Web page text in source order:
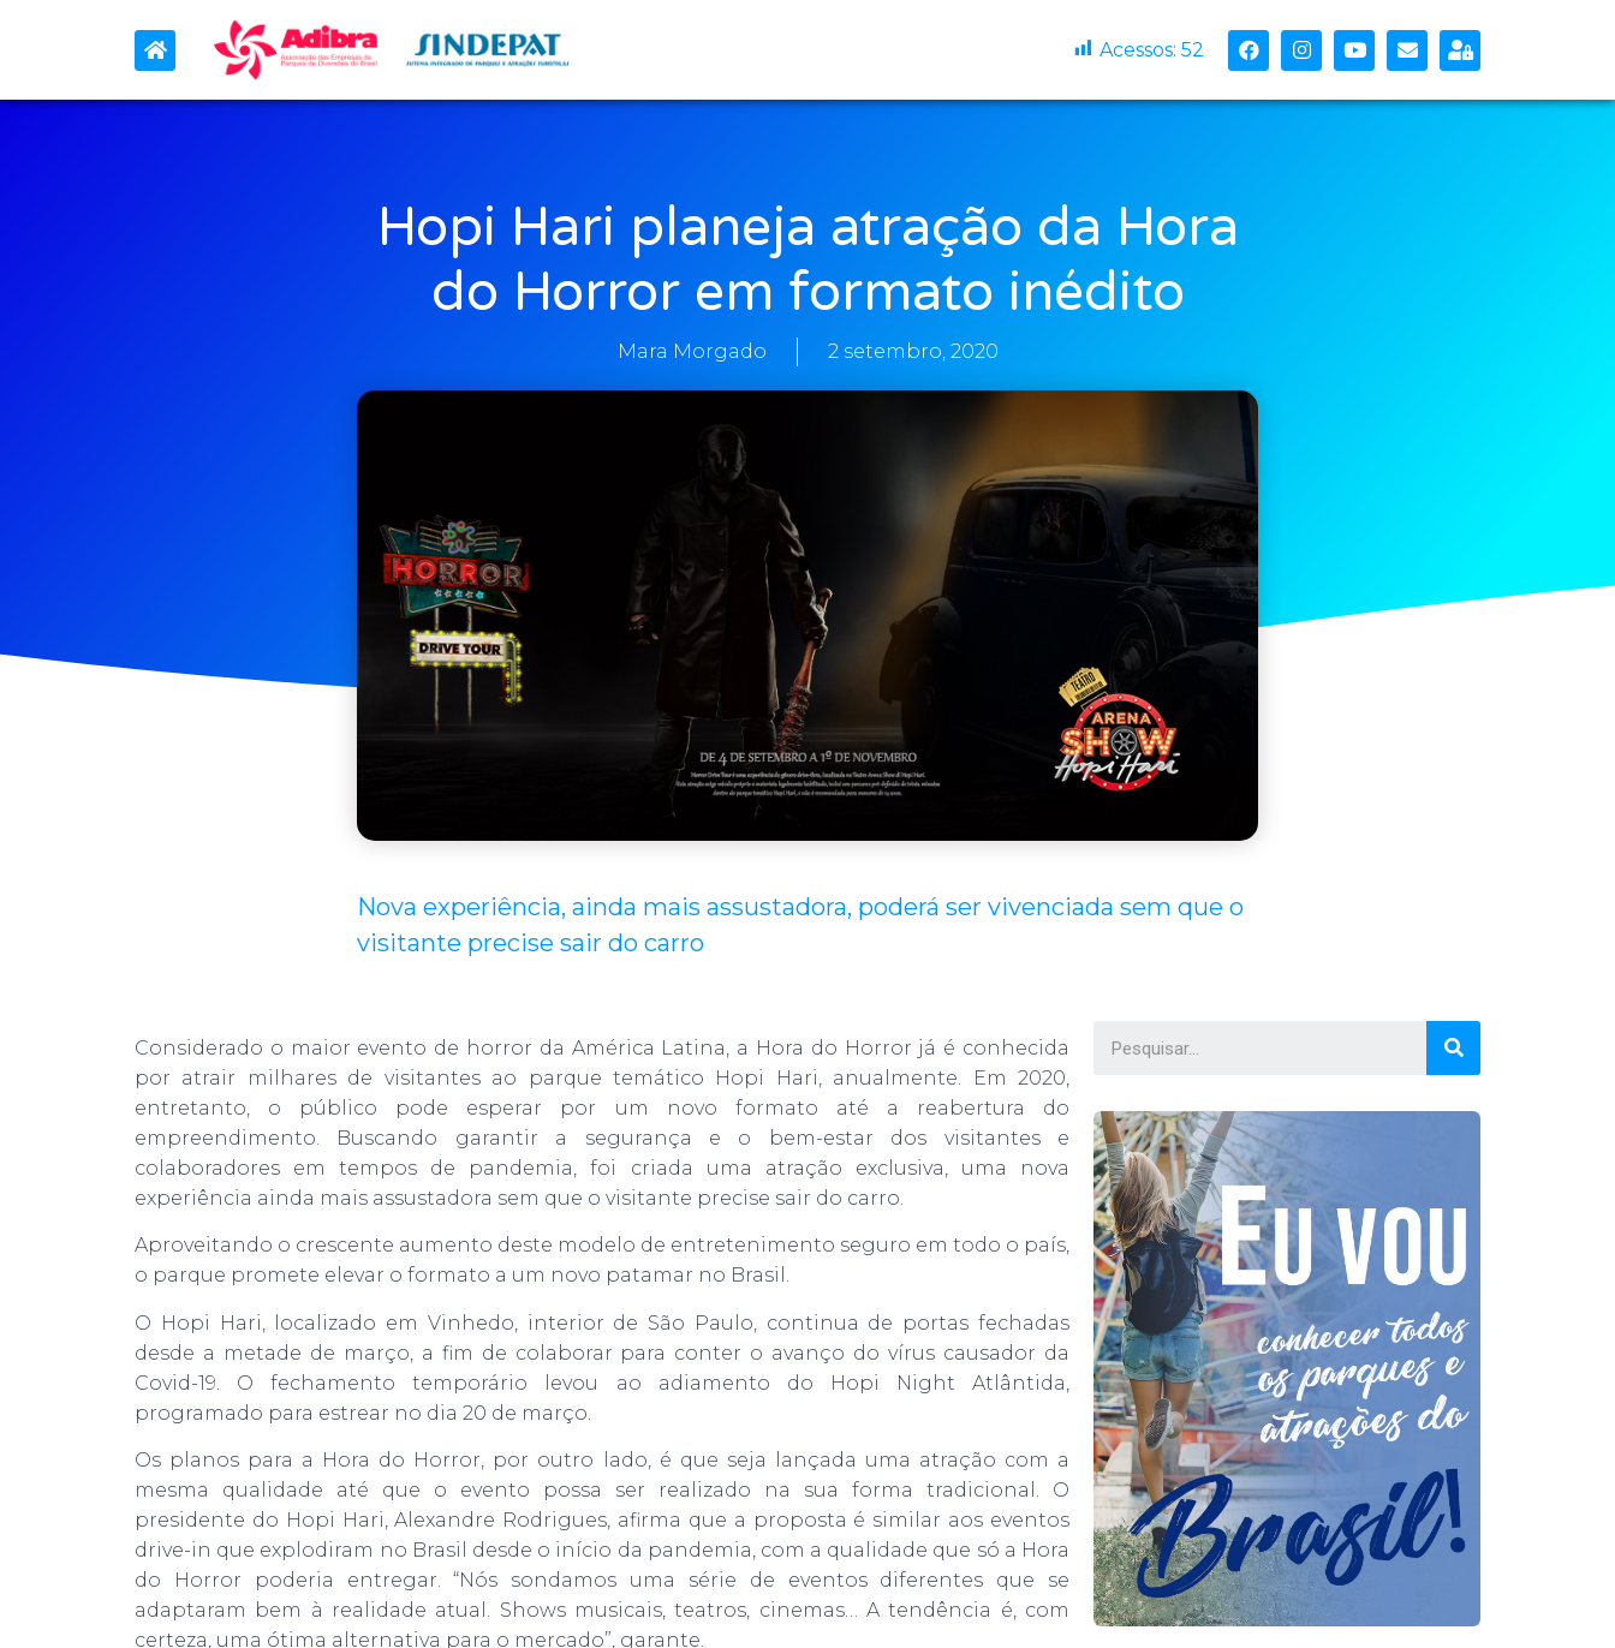
Acessos: 52
Hopi Hari planeja atração da Hora
do Horror em formato inédito
Mara Morgado 2 setembro, 2020
Nova experiência, ainda mais assustadora, poderá ser vivenciada sem que o
visitante precise sair do carro
Considerado o maior evento de horror da América Latina, a Hora do Horror já é conhecida
por atrair milhares de visitantes ao parque temático Hopi Hari, anualmente. Em 2020,
entretanto, o público pode esperar por um novo formato até a reabertura do
empreendimento. Buscando garantir a segurança e o bem-estar dos visitantes e
colaboradores em tempos de pandemia, foi criada uma atração exclusiva, uma nova
experiência ainda mais assustadora sem que o visitante precise sair do carro.
Aproveitando o crescente aumento deste modelo de entretenimento seguro em todo o país,
o parque promete elevar o formato a um novo patamar no Brasil.
O Hopi Hari, localizado em Vinhedo, interior de São Paulo, continua de portas fechadas
desde a metade de março, a fim de colaborar para conter o avanço do vírus causador da
Covid-19. O fechamento temporário levou ao adiamento do Hopi Night Atlântida,
programado para estrear no dia 20 de março.
Os planos para a Hora do Horror, por outro lado, é que seja lançada uma atração com a
mesma qualidade até que o evento possa ser realizado na sua forma tradicional. O
presidente do Hopi Hari, Alexandre Rodrigues, afirma que a proposta é similar aos eventos
drive-in que explodiram no Brasil desde o início da pandemia, com a qualidade que só a Hora
do Horror poderia entregar. “Nós sondamos uma série de eventos diferentes que se
adaptaram bem à realidade atual. Shows musicais, teatros, cinemas… A tendência é, com
certeza, uma ótima alternativa para o mercado”, garante.